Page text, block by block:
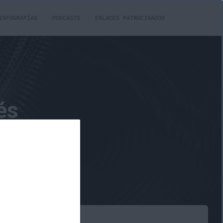
INFOGRAFÍAS PODCASTS ENLACES PATROCINADOS